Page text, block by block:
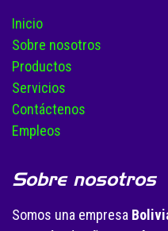
Inicio
Sobre nosotros
Productos
Servicios
Contáctenos
Empleos
Sobre nosotros
Somos una empresa